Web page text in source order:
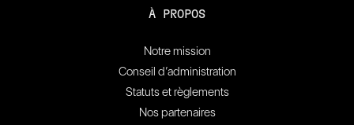
À PROPOS
Notre mission
Conseil d’administration
Statuts et règlements
Nos partenaires